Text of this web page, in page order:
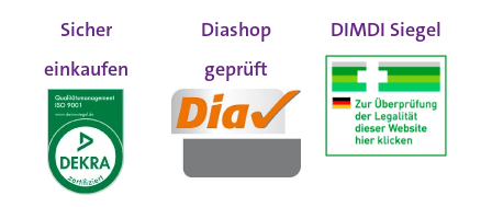
Sicher
einkaufen
Diashop
geprüft
DIMDI Siegel